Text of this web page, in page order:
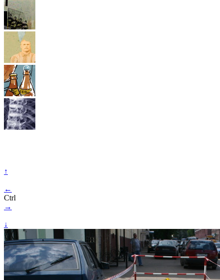
↑
←
Ctrl
→
↓